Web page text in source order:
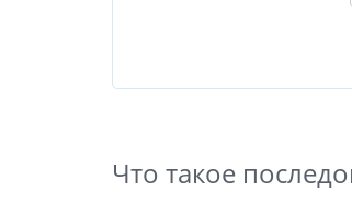
Что такое